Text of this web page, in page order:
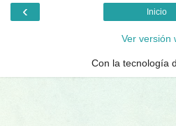
‹ Inicio
Ver versión
Con la tecnología